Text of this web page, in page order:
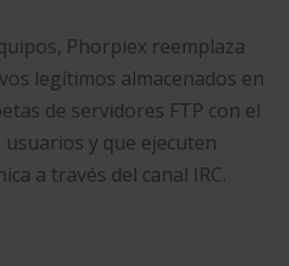
Phorpiex reemplaza
legítimos almacenados en
de servidores FTP con el
y que ejecuten
a través del canal IRC.